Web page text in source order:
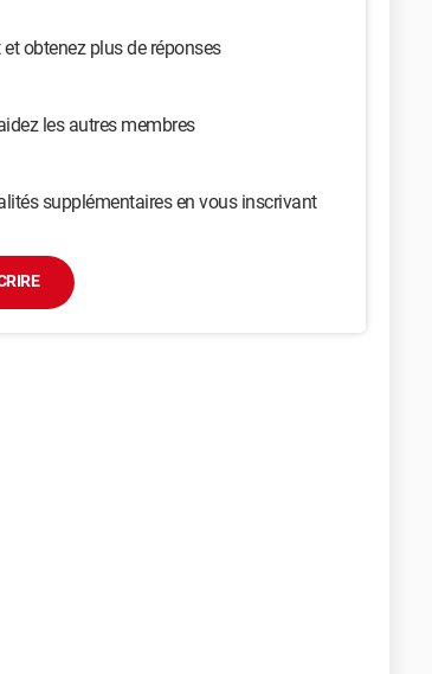
obtenez plus de réponses
les autres membres
supplémentaires en vous inscrivant